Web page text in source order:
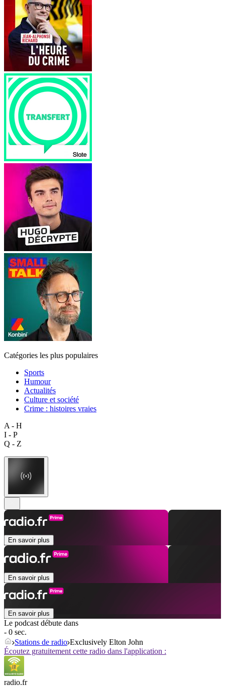
Catégories les plus populaires
Sports
Humour
Actualités
Culture et société
Crime : histoires vraies
A - H
I - P
Q - Z
En savoir plus
En savoir plus
En savoir plus
Le podcast débute dans
- 0 sec.
Stations de radio Exclusively Elton John
Écoutez gratuitement cette radio dans l'application :
radio.fr